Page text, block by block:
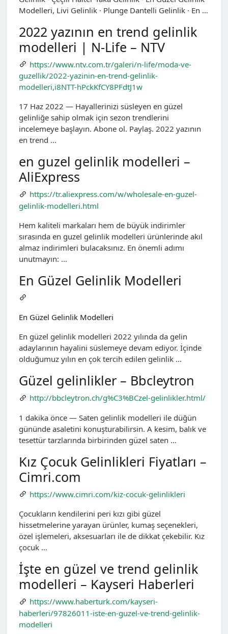
Modelleri, Livi Gelinlik · Plunge Dantelli Gelinlik · En …
2022 yazının en trend gelinlik
modelleri | N-Life – NTV
https://www.ntv.com.tr/galeri/n-life/moda-ve-
guzellik/2022-yazinin-en-trend-gelinlik-
modelleri,i8NTT-hPckKfCY8PFdtJ1w
17 Haz 2022 — Hayallerinizi süsleyen en güzel
gelinliğe sahip olmak için sezon trendlerini
incelemeye başlayın. Abone ol. Paylaş. 2022 yazının
en trend …
en guzel gelinlik modelleri –
AliExpress
https://tr.aliexpress.com/w/wholesale-en-guzel-
gelinlik-modelleri.html
Hem kaliteli markaları hem de büyük indirimler
sırasında en guzel gelinlik modelleri ürünlerinde akıl
almaz indirimleri bulacaksınız. En önemli adımı
unutmayın: …
En Güzel Gelinlik Modelleri
En Güzel Gelinlik Modelleri
En güzel gelinlik modelleri 2022 yılında da gelin
adaylarının hayalini süslemeye devam ediyor. İçinde
olduğumuz yılın en çok tercih edilen gelinlik …
Güzel gelinlikler – Bbcleytron
http://bbcleytron.ch/g%C3%BCzel-gelinlikler.html/
1 dakika önce — Saten gelinlik modelleri ile düğün
gününde asaletini konuşturabilirsin. A kesim, balık ve
tesettür tarzlarında birbirinden güzel saten …
Kız Çocuk Gelinlikleri Fiyatları –
Cimri.com
https://www.cimri.com/kiz-cocuk-gelinlikleri
Çocukların kendilerini peri kızı gibi güzel
hissetmelerine yarayan ürünler, kumaş seçenekleri,
özel işlemeleri, aksesuarları ile de dikkat çekebilir. Kız
çocuk …
İşte en güzel ve trend gelinlik
modelleri – Kayseri Haberleri
https://www.haberturk.com/kayseri-
haberleri/97826011-iste-en-guzel-ve-trend-gelinlik-
modelleri